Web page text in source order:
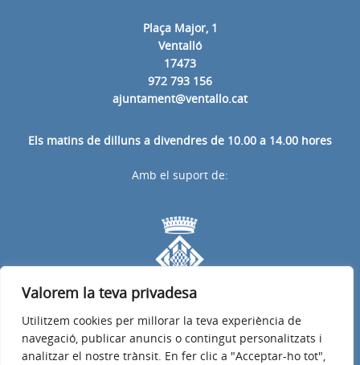
Valorem la teva privadesa
Utilitzem cookies per millorar la teva experiència de
navegació, publicar anuncis o contingut personalitzats i
analitzar el nostre trànsit. En fer clic a "Acceptar-ho tot",
Plaça Major, 1
Ventalló
17473
972 793 156
ajuntament@ventallo.cat
Els matins de dilluns a divendres de 10.00 a 14.00 hores
Amb el suport de: